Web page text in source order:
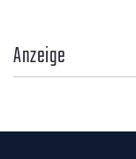
Anzeige